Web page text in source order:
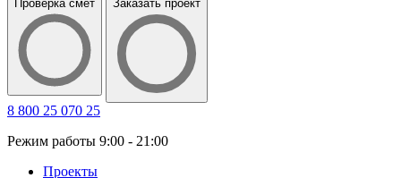
Проверка смет Заказать проект
8 800 25 070 25
Режим работы 9:00 - 21:00
Проекты